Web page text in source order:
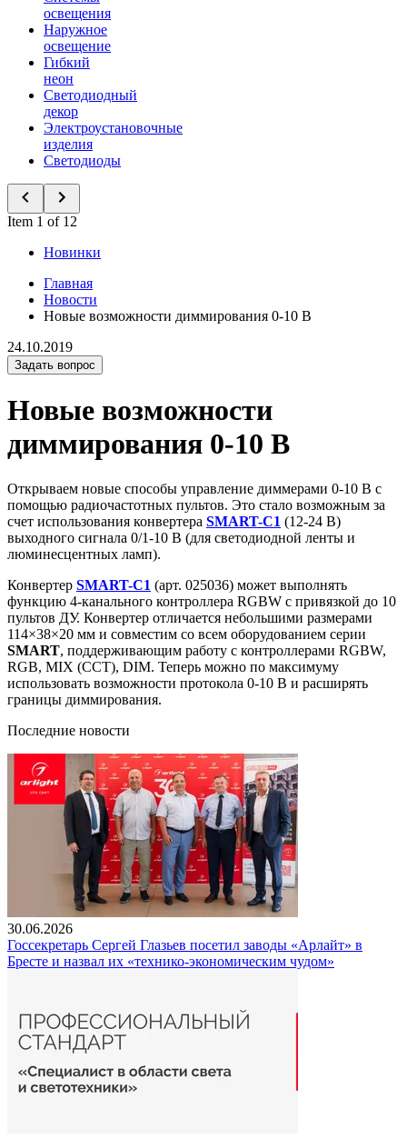
освещения
Наружное
освещение
Гибкий
неон
Светодиодный
декор
Электроустановочные
изделия
Светодиоды
Item 1 of 12
Новинки
Главная
Новости
Новые возможности диммирования 0-10 В
24.10.2019
Задать вопрос
Новые возможности
диммирования 0-10 В
Открываем новые способы управление диммерами 0-10 В с
помощью радиочастотных пультов. Это стало возможным за
счет использования конвертера SMART-C1 (12-24 В)
выходного сигнала 0/1-10 В (для светодиодной ленты и
люминесцентных ламп).
Конвертер SMART-C1 (арт. 025036) может выполнять
функцию 4-канального контроллера RGBW с привязкой до 10
пультов ДУ. Конвертер отличается небольшими размерами
114×38×20 мм и совместим со всем оборудованием серии
SMART, поддерживающим работу с контроллерами RGBW,
RGB, MIX (CCT), DIM. Теперь можно по максимуму
использовать возможности протокола 0-10 В и расширять
границы диммирования.
Последние новости
30.06.2026
Госсекретарь Сергей Глазьев посетил заводы «Арлайт» в
Бресте и назвал их «технико-экономическим чудом»